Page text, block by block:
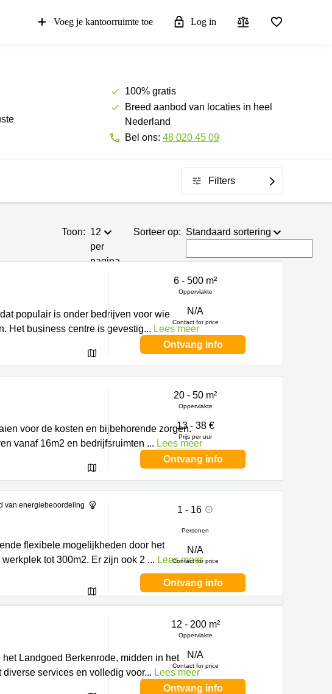
Voeg je kantoorruimte toe Log in
100% gratis
Breed aanbod van locaties in heel
Nederland
Bel ons: 48 020 45 09
Filters
Toon: 12
per
pagina
Sorteer op: Standaard sortering
populair is onder bedrijven voor wie
Het business centre is gevestig... Lees meer
6 - 500 m²
Oppervlakte
N/A
Contact for price
Ontvang info
voor de kosten en bijbehorende zorgen.
vanaf 16m2 en bedrijfsruimten ... Lees meer
20 - 50 m²
Oppervlakte
13 - 38 €
Prijs per uur
Ontvang info
van energiebeoordeling
flexibele mogelijkheden door het
tot 300m2. Er zijn ook 2 ... Lees meer
1 - 16
Personen
N/A
Contact for price
Ontvang info
Landgoed Berkenrode, midden in het
services en volledig voor... Lees meer
12 - 200 m²
Oppervlakte
N/A
Contact for price
Ontvang info